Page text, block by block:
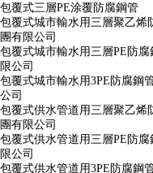
包覆式三層PE涂覆防腐鋼管
包覆式城市輸水用三層聚乙烯
團有限公司
包覆式城市輸水用三層PE防
限公司
包覆式城市輸水用3PE防腐鋼
公司
包覆式供水管道用三層聚乙烯
團有限公司
包覆式供水管道用三層PE防
限公司
包覆式供水管道用3PE防腐鋼